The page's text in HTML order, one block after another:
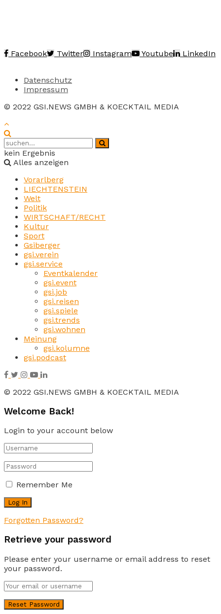
Facebook Twitter Instagram Youtube LinkedIn
Datenschutz
Impressum
© 2022 GSI.NEWS GMBH & KOECKTAIL MEDIA
kein Ergebnis
Alles anzeigen
Vorarlberg
LIECHTENSTEIN
Welt
Politik
WIRTSCHAFT/RECHT
Kultur
Sport
Gsiberger
gsi.verein
gsi.service
Eventkalender
gsi.event
gsi.job
gsi.reisen
gsi.spiele
gsi.trends
gsi.wohnen
Meinung
gsi.kolumne
gsi.podcast
© 2022 GSI.NEWS GMBH & KOECKTAIL MEDIA
Welcome Back!
Login to your account below
Remember Me
Forgotten Password?
Retrieve your password
Please enter your username or email address to reset
your password.